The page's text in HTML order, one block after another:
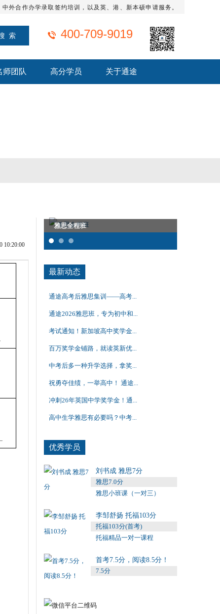
外合作办学录取签约培训，以及英、港、新本硕申请服务。
400-709-9019
师团队 高分学员 关于通途
10:20:00
雅思全程班
最新动态
通途高考后雅思集训——高考...
通途2026雅思班，专为初中和...
考试通知！新加坡高中奖学金...
百万奖学金铺路，就读英新优...
中考后多一种升学选择，拿奖...
祝勇夺佳绩，一举高中！ 通途...
冲刺26年英国中学奖学金！通...
高中生学雅思有必要吗？中考...
优秀学员
刘书成 雅思7分
雅思7.0分
雅思小班课（一对三）
李邹舒扬 托福103分
托福103分(首考)
托福精品一对一课程
首考7.5分，阅读8.5分！
7.5分